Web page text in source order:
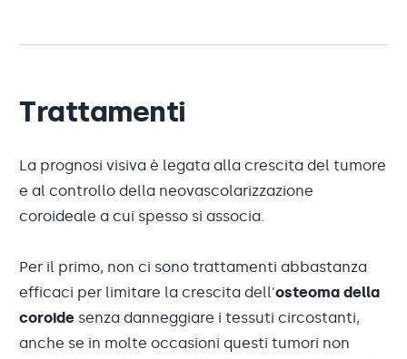
Trattamenti
La prognosi visiva è legata alla crescita del tumore
e al controllo della neovascolarizzazione
coroideale a cui spesso si associa.
Per il primo, non ci sono trattamenti abbastanza
efficaci per limitare la crescita dell'osteoma della
coroide senza danneggiare i tessuti circostanti,
anche se in molte occasioni questi tumori non